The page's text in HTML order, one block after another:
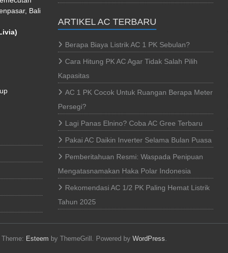
Bali
ARTIKEL AC TERBARU
Berapa Biaya Listrik AC 1 PK Sebulan?
Cara Hitung PK AC Agar Tidak Salah Pilih
Kapasitas
AC 1 PK Cocok Untuk Ruangan Berapa Meter
Persegi?
Lagi Panas Elnino? Coba AC Gree Terbaru
Pakai AC Daikin Inverter Selama Bulan Puasa
Pemberitahuan Resmi: Waspada Penipuan
Mengatasnamakan Haka Polar Indonesia
Rekomendasi AC 1/2 PK Paling Hemat Listrik
Tahun 2025
Theme: Esteem by ThemeGrill. Powered by WordPress